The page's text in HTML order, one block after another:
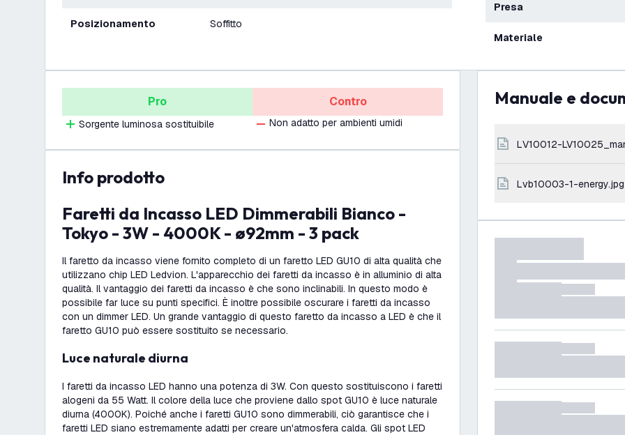
Posizionamento Soffitto
Presa
Materiale
Pro
Sorgente luminosa sostituibile
Contro
Non adatto per ambienti umidi
info prodotto
Faretti da Incasso LED Dimmerabili Bianco -
Tokyo - 3W - 4000K - ø92mm - 3 pack
Il faretto da incasso viene fornito completo di un faretto LED GU10 di alta qualità che
utilizzano chip LED Ledvion. L'apparecchio dei faretti da incasso è in alluminio di alta
qualità. Il vantaggio dei faretti da incasso è che sono inclinabili. In questo modo è
possibile far luce su punti specifici. È inoltre possibile oscurare i faretti da incasso
con un dimmer LED. Un grande vantaggio di questo faretto da incasso a LED è che il
faretto GU10 può essere sostituito se necessario.
Luce naturale diurna
I faretti da incasso LED hanno una potenza di 3W. Con questo sostituiscono i faretti
alogeni da 55 Watt. Il colore della luce che proviene dallo spot GU10 è luce naturale
diurna (4000K). Poiché anche i faretti GU10 sono dimmerabili, ciò garantisce che i
faretti LED siano estremamente adatti per creare un'atmosfera calda. Gli spot LED
Manuale e
LV10012-
lvb10003-1-energy.jpg